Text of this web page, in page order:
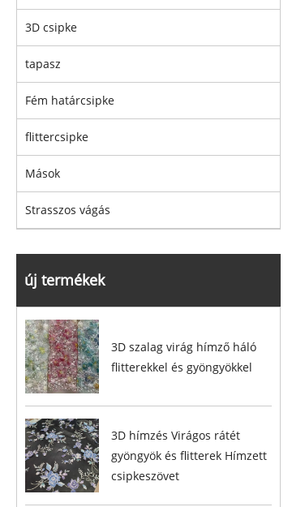
3D csipke
tapasz
Fém határcsipke
flittercsipke
Mások
Strasszos vágás
új termékek
3D szalag virág hímző háló
flitterekkel és gyöngyökkel
3D hímzés Virágos rátét
gyöngyök és flitterek Hímzett
csipkeszövet